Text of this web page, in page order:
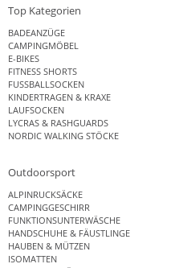
Top Kategorien
BADEANZÜGE
CAMPINGMÖBEL
E-BIKES
FITNESS SHORTS
FUSSBALLSOCKEN
KINDERTRAGEN & KRAXE
LAUFSOCKEN
LYCRAS & RASHGUARDS
NORDIC WALKING STÖCKE
Outdoorsport
ALPINRUCKSÄCKE
CAMPINGGESCHIRR
FUNKTIONSUNTERWÄSCHE
HANDSCHUHE & FÄUSTLINGE
HAUBEN & MÜTZEN
ISOMATTEN